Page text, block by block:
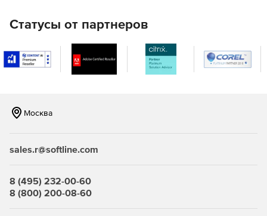
Статусы от партнеров
Москва
sales.r@softline.com
8 (495) 232-00-60
8 (800) 200-08-60